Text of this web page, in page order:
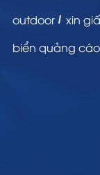
outdoor
xin
biển quảng cáo